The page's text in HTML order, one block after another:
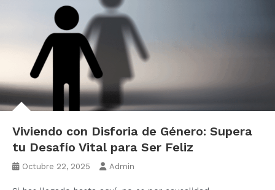
Viviendo con Disforia de Género: Supera
tu Desafío Vital para Ser Feliz
Octubre 22, 2025 Admin